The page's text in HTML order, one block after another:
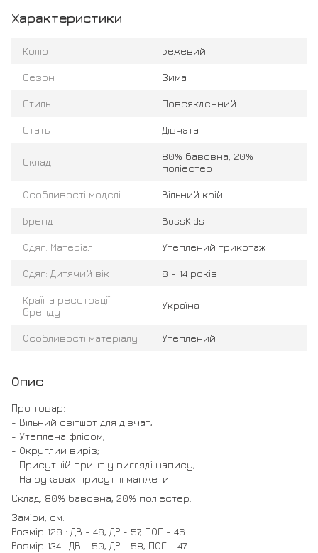
Характеристики
Колір Бежевий
Сезон Зима
Стиль Повсякденний
Стать Дівчата
Склад
80% бавовна, 20%
поліестер
Особливості моделі Вільний крій
Бренд BossKids
Одяг: Матеріал Утеплений трикотаж
Одяг: Дитячий вік 8 - 14 років
Країна реєстрації
бренду
Україна
Особливості матеріалу Утеплений
Опис
Про товар:
- Вільний світшот для дівчат;
- Утеплена флісом;
- Округлий виріз;
- Присутній принт у вигляді напису;
- На рукавах присутні манжети.
Склад: 80% бавовна, 20% поліестер.
Заміри, см:
Розмір 128 : ДВ - 48, ДР - 57, ПОГ - 46.
Розмір 134 : ДВ - 50, ДР - 58, ПОГ - 47.